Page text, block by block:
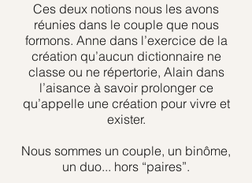
Ces deux notions nous les avons
réunies dans le couple que nous
formons. Anne dans l’exercice de la
création qu’aucun dictionnaire ne
classe ou ne répertorie, Alain dans
l’aisance à savoir prolonger ce
qu’appelle une création pour vivre et
exister.
Nous sommes un couple, un binôme,
un duo... hors “paires”.